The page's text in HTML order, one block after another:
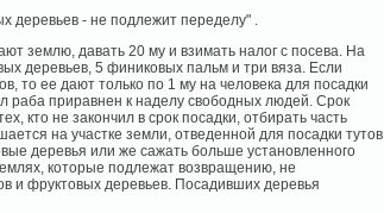
деревьев - не подлежит переделу" .
землю, давать 20 му и взимать налог с посева. На
деревьев, 5 финиковых пальм и три вяза. Если
то ее дают только по 1 му на человека для посадки
раба приравнен к наделу свободных людей. Срок
кто не закончил в срок посадки, отбирать часть
на участке земли, отведенной для посадки тутов
деревья или же сажать больше установленного
которые подлежат возвращению, не
и фруктовых деревьев. Посадивших деревья